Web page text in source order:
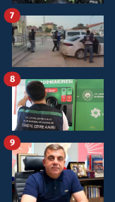
7
8
9